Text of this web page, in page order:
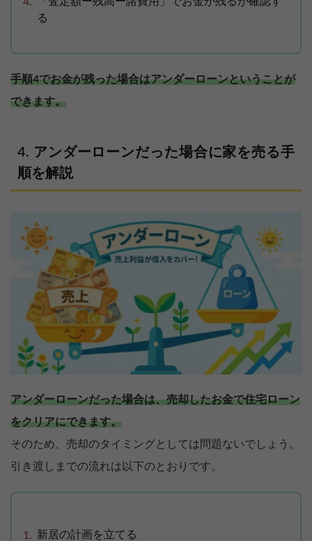
る
手順4でお金が残った場合はアンダーローンということが
できます。
アンダーローンだった場合に家を売る手
順を解説
アンダーローンだった場合は、売却したお金で住宅ローン
をクリアにできます。
そのため、売却のタイミングとしては問題ないでしょう。
引き渡しまでの流れは以下のとおりです。
新居の計画を立てる